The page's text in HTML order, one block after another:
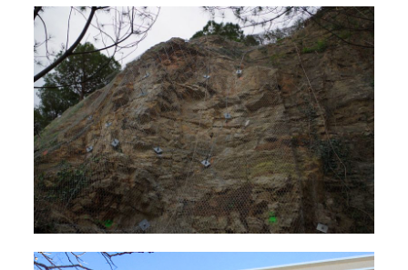
Sécurisation de falaise